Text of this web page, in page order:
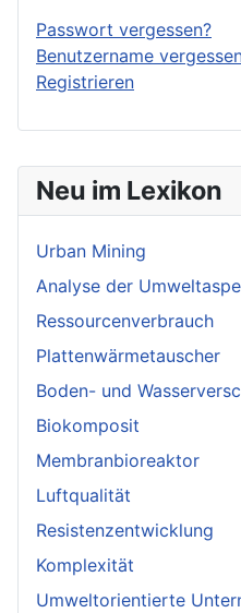
Neu im Lexikon
Urban Mining
Analyse der
Ressourcenverbrauch
Plattenwärmetauscher
Boden- und
Biokomposit
Membranbioreaktor
Luftqualität
Resistenzentwicklung
Komplexität
Umweltorientierte
Passwort vergessen?
Benutzername
Registrieren